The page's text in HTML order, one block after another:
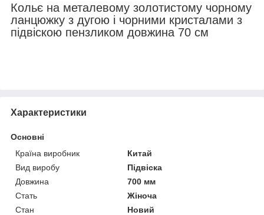
Кольє на металевому золотистому чорному
ланцюжку з дугою і чорними кристалами з
підвіскою пензликом довжина 70 см
Характеристики
Основні
Країна виробник
Китай
Вид виробу
Підвіска
Довжина
700 мм
Стать
Жіноча
Стан
Новий